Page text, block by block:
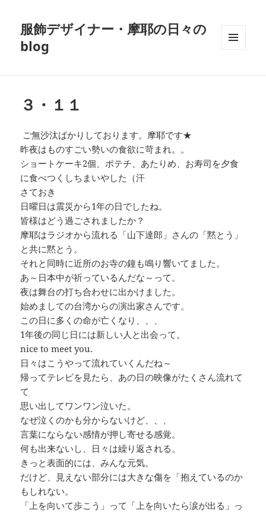
服飾デザイナー・摩耶の日々の
blog
３・１１
ご無沙汰ばかりしております。摩耶です★
昨夜はものすごい勢いの食欲に苛まれ。。
ショートケーキ2個、ポテチ、あたりめ、お寿司を夕食
に食べつくしちまいやした（汗
さておき
日曜日は震災から1年の日でしたね。
皆様はどう過ごされましたか？
摩耶はラジオから流れる「山下達郎」さんの「黙とう」
と共に黙とう。
それと同時に近所のお寺の鐘も鳴り響いてました。
あ～日本中が祈っているんだな～って。
夜は舞台の打ち合わせに出かけました。
始めましての台湾からの演出家さんです。
この日に多くの命が亡くなり、、、
1年後の同じ日には新しい人と出会って。
nice to meet you.
日々はこうやって流れていくんだね～
帰ってテレビを見たら、あの日の映像がたくさん流れて
て
思い出してワンワン泣いた。
なぜ泣くのかも分からないけど、、、
言葉にならない感情が押し寄せる感覚。
何も出来ないし、日々は繰り返される。
きっと表面的には、みんな元気。
だけど、見えない部分には大きな傷を「抱えているのか
もしれない。
「上を向いて歩こう」って「上を向いたら涙が出る」っ